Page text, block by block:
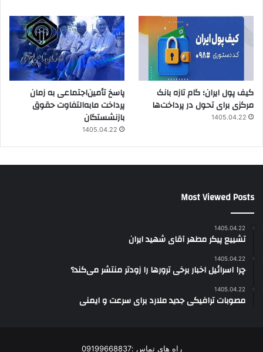
کیف پول ایران؛ گام تازه بانک
مرکزی برای تحول در پرداخت‌ها
1405.04.22
پاسخ تأمین‌اجتماعی به زمان
پرداخت مابه‌التفاوت حقوق
بازنشستگان
1405.04.22
Most Viewed Posts
1405.04.22
تشییع پیکر مطهر آقای شهید ایران
1405.04.22
چرا اسرائیل اخبار برخی ترورها را زودتر منتشر می‌کند؟
1405.04.22
مصوبات ترافیکی جدید ملارد برای سرعت و ایمنی
راه های تماس :09199668837